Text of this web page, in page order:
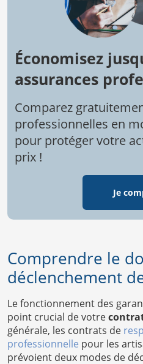
Économisez
assurances
Comparez
professionnelles en
pour protéger votre
prix !
Je
Comprendre le
déclenchement
Le fonctionnement des
point crucial de votre
générale, les contrats de
professionnelle pour les
prévoient deux modes de